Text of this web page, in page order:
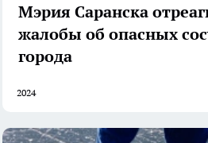
Мэрия Саранска
жалобы об опасных
города
2024